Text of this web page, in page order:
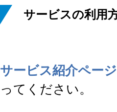
サービスの利用
サービス紹介ページ
ってください。